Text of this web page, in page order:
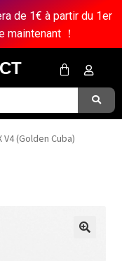
de 1€ à partir du 1er
！
V4 (Golden Cuba)